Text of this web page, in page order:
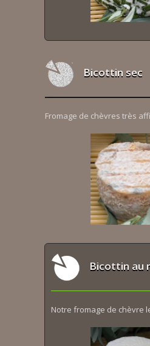
Bicottin sec
Fromage de chèvres très
Bicottin au
Notre fromage de chèvre